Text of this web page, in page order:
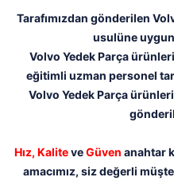
Tarafımızdan gönderilen
usulüne
Volvo Yedek Parça
eğitimli uzman personel
Volvo Yedek Parça
Hız, Kalite veGüven anahtar
amacımız, siz değerli